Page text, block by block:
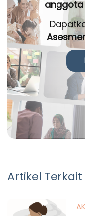
anggota
Artikel Terkait